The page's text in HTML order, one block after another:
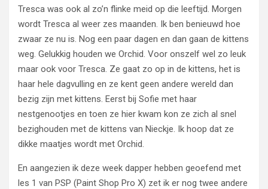
Tresca was ook al zo’n flinke meid op die leeftijd. Morgen
wordt Tresca al weer zes maanden. Ik ben benieuwd hoe
zwaar ze nu is. Nog een paar dagen en dan gaan de kittens
weg. Gelukkig houden we Orchid. Voor onszelf wel zo leuk
maar ook voor Tresca. Ze gaat zo op in de kittens, het is
haar hele dagvulling en ze kent geen andere wereld dan
bezig zijn met kittens. Eerst bij Sofie met haar
nestgenootjes en toen ze hier kwam kon ze zich al snel
bezighouden met de kittens van Nieckje. Ik hoop dat ze
dikke maatjes wordt met Orchid.
En aangezien ik deze week dapper hebben geoefend met
les 1 van PSP (Paint Shop Pro X) zet ik er nog twee andere